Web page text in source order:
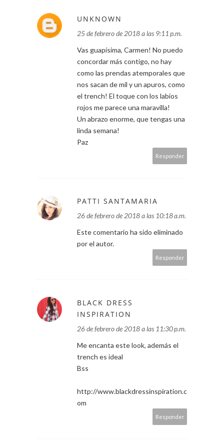
UNKNOWN
25 de febrero de 2018 a las 9:11 p.m.
Vas guapísima, Carmen! No puedo
concordar más contigo, no hay
como las prendas atemporales que
nos sacan de mil y un apuros, como
el trench! El toque con los labios
rojos me parece una maravilla!
Un abrazo enorme, que tengas una
linda semana!
Paz
Responder
PATTI SANTAMARIA
26 de febrero de 2018 a las 10:18 a.m.
Este comentario ha sido eliminado
por el autor.
Responder
BLACK DRESS
INSPIRATION
26 de febrero de 2018 a las 11:30 p.m.
Me encanta este look, además el
trench es ideal
Bss
http://www.blackdressinspiration.c
om
Responder